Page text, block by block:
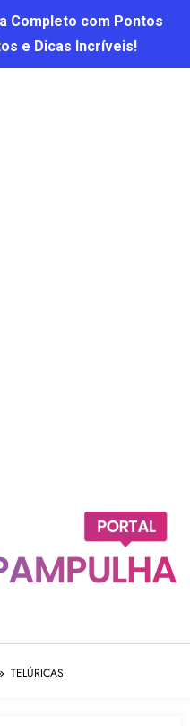
Completo com Pontos
e Dicas Incríveis!
TELÚRICAS